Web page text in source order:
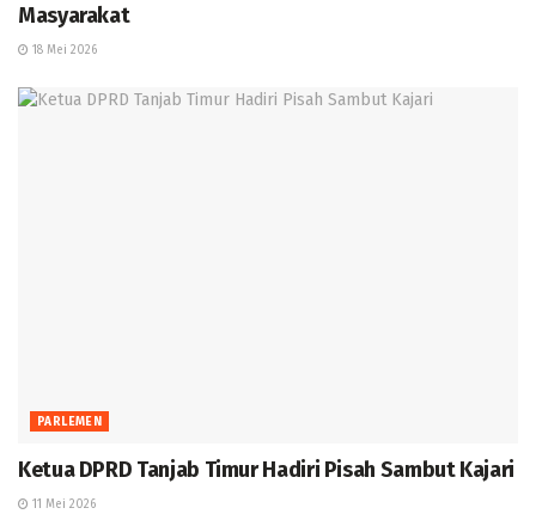
Masyarakat
18 Mei 2026
PARLEMEN
Ketua DPRD Tanjab Timur Hadiri Pisah Sambut Kajari
11 Mei 2026